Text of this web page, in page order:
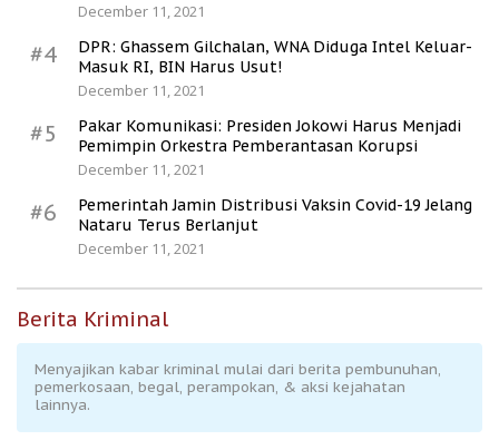
December 11, 2021
#4
DPR: Ghassem Gilchalan, WNA Diduga Intel Keluar-
Masuk RI, BIN Harus Usut!
December 11, 2021
#5
Pakar Komunikasi: Presiden Jokowi Harus Menjadi
Pemimpin Orkestra Pemberantasan Korupsi
December 11, 2021
#6
Pemerintah Jamin Distribusi Vaksin Covid-19 Jelang
Nataru Terus Berlanjut
December 11, 2021
Berita Kriminal
Menyajikan kabar kriminal mulai dari berita pembunuhan,
pemerkosaan, begal, perampokan, & aksi kejahatan
lainnya.